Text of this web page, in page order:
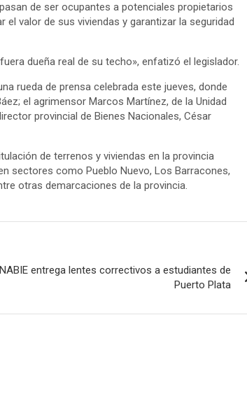
de ser ocupantes a potenciales propietarios
valor de sus viviendas y garantizar la seguridad
dueña real de su techo», enfatizó el legislador.
rueda de prensa celebrada este jueves, donde
el agrimensor Marcos Martínez, de la Unidad
provincial de Bienes Nacionales, César
de terrenos y viviendas en la provincia
sectores como Pueblo Nuevo, Los Barracones,
otras demarcaciones de la provincia.
INABIE entrega lentes correctivos a estudiantes de
Puerto Plata